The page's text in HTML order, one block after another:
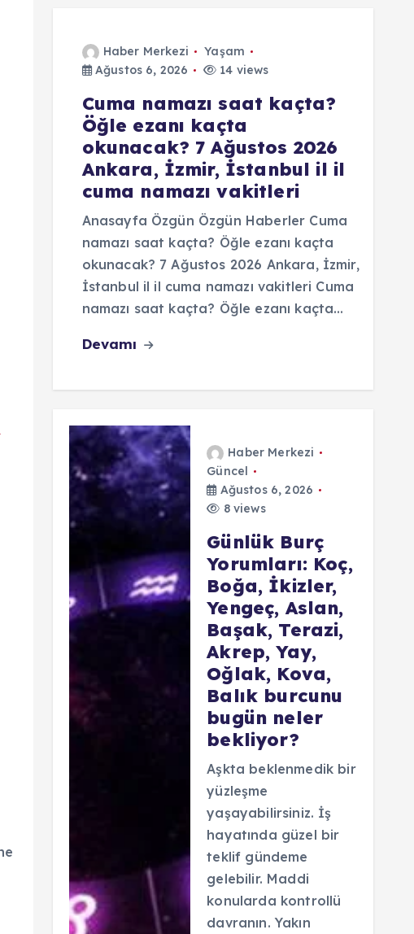
Haber Merkezi
Yaşam
Ağustos 6, 2026
14 views
Cuma namazı saat kaçta?
Öğle ezanı kaçta
okunacak? 7 Ağustos 2026
Ankara, İzmir, İstanbul il il
cuma namazı vakitleri
Anasayfa Özgün Özgün Haberler Cuma
namazı saat kaçta? Öğle ezanı kaçta
okunacak? 7 Ağustos 2026 Ankara, İzmir,
İstanbul il il cuma namazı vakitleri Cuma
namazı saat kaçta? Öğle ezanı kaçta…
Devamı
Haber Merkezi
Güncel
Ağustos 6, 2026
8 views
Günlük Burç
Yorumları: Koç,
Boğa, İkizler,
Yengeç, Aslan,
Başak, Terazi,
Akrep, Yay,
Oğlak, Kova,
Balık burcunu
bugün neler
bekliyor?
Aşkta beklenmedik bir
yüzleşme
yaşayabilirsiniz. İş
hayatında güzel bir
teklif gündeme
gelebilir. Maddi
konularda kontrollü
davranın. Yakın